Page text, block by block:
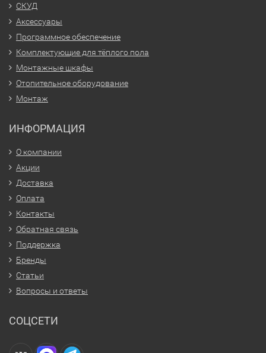
СКУД
Аксессуары
Программное обеспечение
Комплектующие для тёплого пола
Монтажные шкафы
Отопительное оборудование
Монтаж
ИНФОРМАЦИЯ
О компании
Акции
Доставка
Оплата
Контакты
Обратная связь
Поддержка
Бренды
Статьи
Вопросы и ответы
СОЦСЕТИ